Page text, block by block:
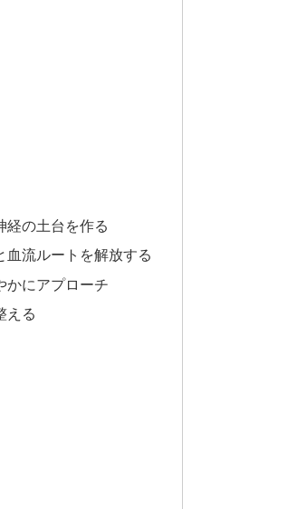
の土台を作る
流ルートを解放する
にアプローチ
える